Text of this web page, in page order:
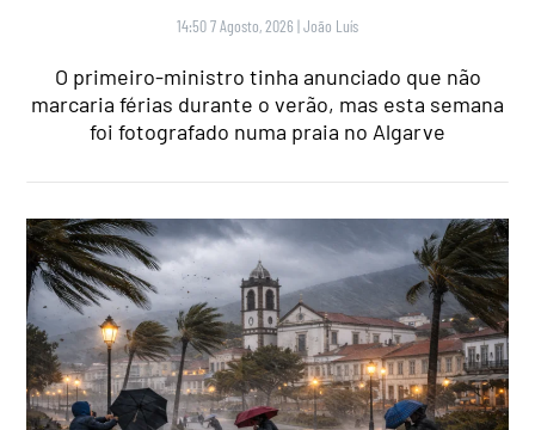
14:50 7 Agosto, 2026 |João Luís
O primeiro-ministro tinha anunciado que não
marcaria férias durante o verão, mas esta semana
foi fotografado numa praia no Algarve